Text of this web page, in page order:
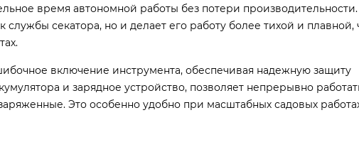
время автономной работы без потери производительности.
секатора, но и делает его работу более тихой и плавной,
включение инструмента, обеспечивая надежную защиту
и зарядное устройство, позволяет непрерывно
Это особенно удобно при масштабных садовых